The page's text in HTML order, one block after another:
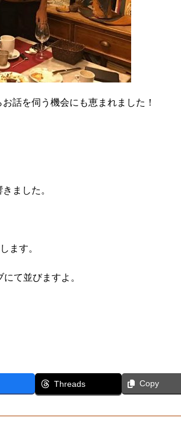
話を伺う機会にも恵まれました！
ました。
します。
て並びますよ。
Threads Copy